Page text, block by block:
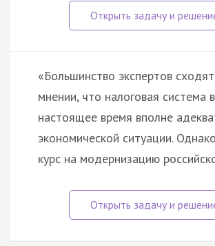
«Большинство экспертов
мнении, что налоговая система
настоящее время вполне
экономической ситуации.
курс на модернизацию